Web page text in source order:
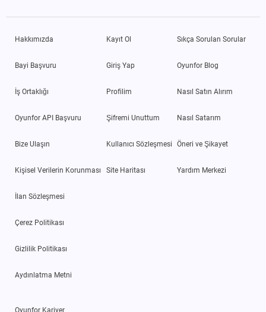
Hakkımızda
Bayi Başvuru
İş Ortaklığı
Oyunfor API Başvuru
Bize Ulaşın
Kişisel Verilerin Korunması
İlan Sözleşmesi
Çerez Politikası
Gizlilik Politikası
Aydınlatma Metni
Kayıt Ol
Giriş Yap
Profilim
Şifremi Unuttum
Kullanıcı Sözleşmesi
Site Haritası
Sıkça Sorulan Sorular
Oyunfor Blog
Nasıl Satın Alırım
Nasıl Satarım
Öneri ve Şikayet
Yardım Merkezi
Oyunfor Kariyer